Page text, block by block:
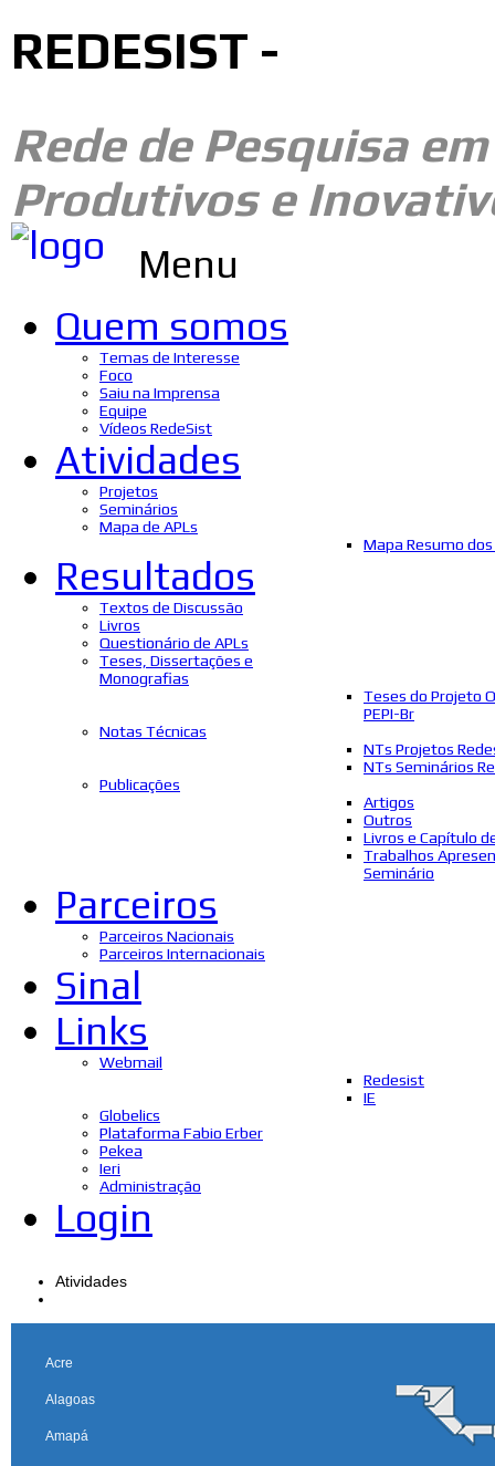
REDESIST -
Rede de Pesquisa
Produtivos e
Menu
Quem somos
Temas de Interesse
Foco
Saiu na Imprensa
Equipe
Vídeos RedeSist
Atividades
Projetos
Seminários
Mapa de APLs
Mapa Resumo dos
Resultados
Textos de Discussão
Livros
Questionário de APLs
Teses, Dissertações e
Monografias
Teses do Projeto
PEPI-Br
Notas Técnicas
NTs Projetos
NTs Seminários
Publicações
Artigos
Outros
Livros e Capítulo
Trabalhos
Seminário
Parceiros
Parceiros Nacionais
Parceiros Internacionais
Sinal
Links
Webmail
Redesist
IE
Globelics
Plataforma Fabio Erber
Pekea
Ieri
Administração
Login
Atividades